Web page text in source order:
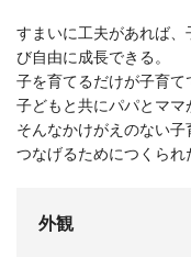
すまいに工夫があれば
び自由に成長できる。
子を育てるだけが子育て
子どもと共にパパとママ
そんなかけがえのない
つなげるためにつくられ
外観